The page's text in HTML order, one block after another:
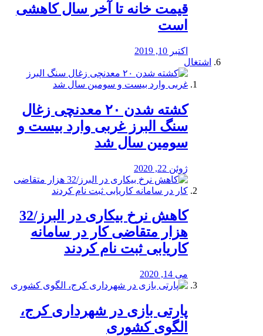
قیمت خانه تا آخر سال کاهشی
است
اکتبر 10, 2019
اشتغال
کشته شدن ۲۰ معدنچی زغال
سنگ البرز غربی وارد بیست و
سومین سال شد
ژوئن 22, 2020
کاهش نرخ بیکاری در البرز/32
هزار متقاضی کار در سامانه
کاریابی ثبت نام کردند
می 14, 2020
پارتی بازی در شهرداری کرج،
الگوی کشوری